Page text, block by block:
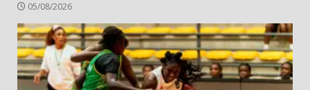
05/08/2026